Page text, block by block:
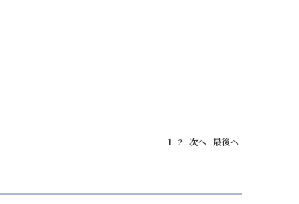
1 2 次へ 最後へ